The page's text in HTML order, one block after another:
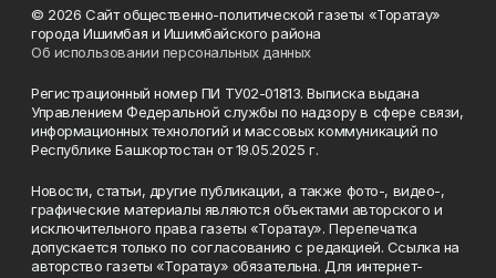
© 2026 Сайт общественно-политической газеты «Торатау»
города Ишимбая и Ишимбайского района
Об использовании персональных данных
Регистрационный номер ПИ ТУ02-01813. Выписка выдана
Управлением Федеральной службы по надзору в сфере связи,
информационных технологий и массовых коммуникаций по
Республике Башкортостан от 19.05.2025 г.
Новости, статьи, другие публикации, а также фото-, видео-,
графические материалы являются объектами авторского и
исключительного права газеты «Торатау». Перепечатка
допускается только по согласованию с редакцией. Ссылка на
авторство газеты «Торатау» обязательна. Для интернет-